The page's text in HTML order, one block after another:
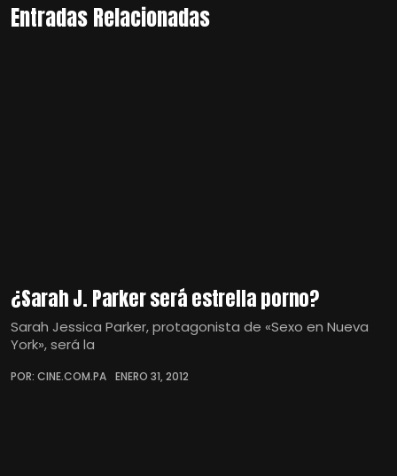
Entradas Relacionadas
¿Sarah J. Parker será estrella porno?
Sarah Jessica Parker, protagonista de «Sexo en Nueva
York», será la
POR: CINE.COM.PA ENERO 31, 2012